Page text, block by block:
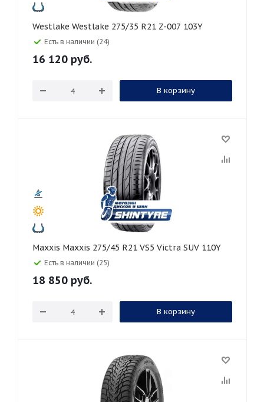
Westlake Westlake 275/35 R21 Z-007 103Y
Есть в наличии (24)
16 120 руб.
В корзину
Maxxis Maxxis 275/45 R21 VS5 Victra SUV 110Y
Есть в наличии (25)
18 850 руб.
В корзину